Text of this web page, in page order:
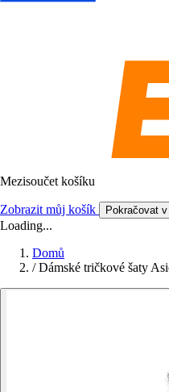
Mezisoučet košíku
Zobrazit můj košík Pokračovat
Loading...
Domů
/ Dámské tričkové šaty